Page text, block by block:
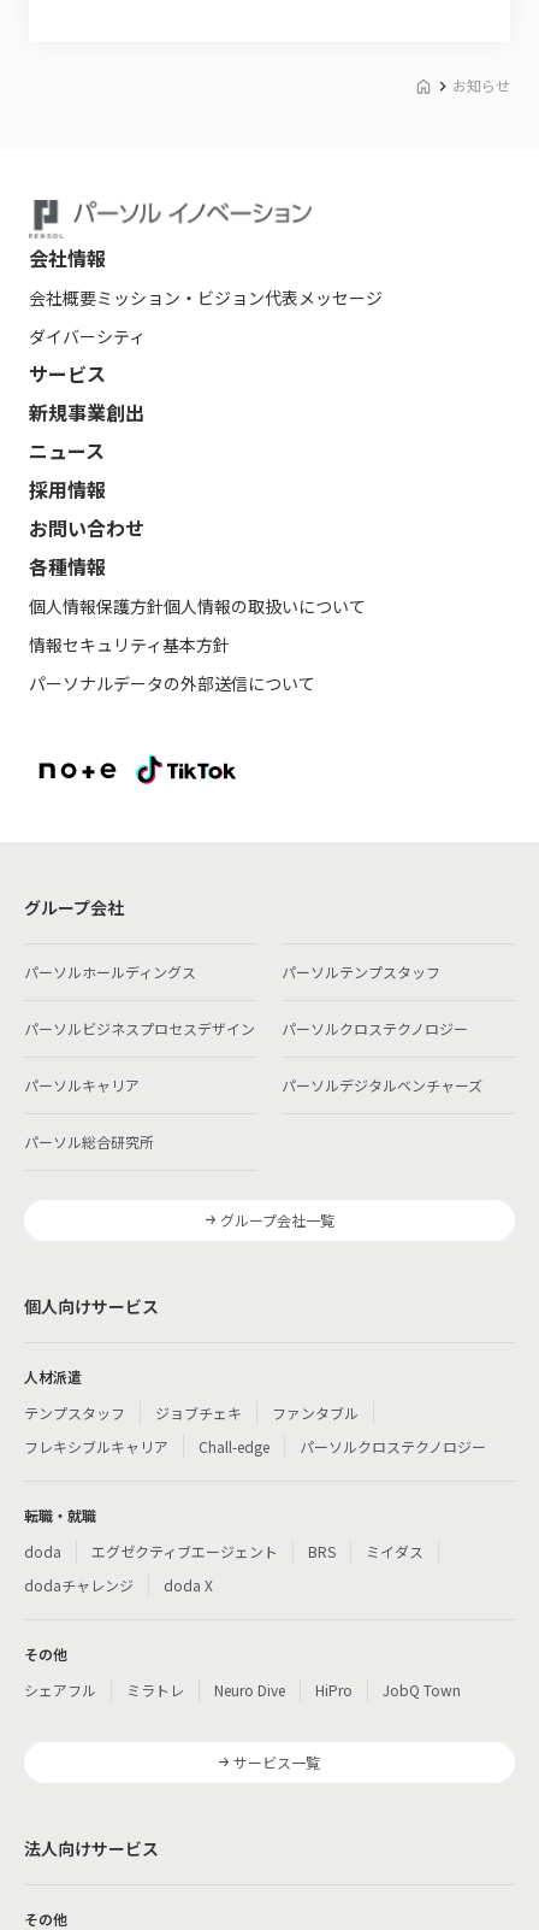
お知らせ
会社情報
会社概要ミッション・ビジョン代表メッセージ
ダイバーシティ
サービス
新規事業創出
ニュース
採用情報
お問い合わせ
各種情報
個人情報保護方針個人情報の取扱いについて
情報セキュリティ基本方針
パーソナルデータの外部送信について
グループ会社
パーソルホールディングス パーソルテンプスタッフ
パーソルビジネスプロセスデザイン パーソルクロステクノロジー
パーソルキャリア パーソルデジタルベンチャーズ
パーソル総合研究所
グループ会社一覧
個人向けサービス
人材派遣
テンプスタッフ
ジョブチェキ
ファンタブル
フレキシブルキャリア
Chall-edge パーソルクロステクノロジー
転職・就職
doda
エグゼクティブエージェント BRS
ミイダス
dodaチャレンジ
doda X
その他
シェアフル
ミラトレ Neuro Dive HiPro JobQ Town
サービス一覧
法人向けサービス
その他